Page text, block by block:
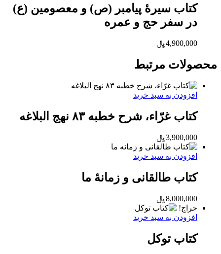
کتاب سیرۀ پیامبر (ص) و معصومین (ع)
در سفر حج و عمره
4,900,000﷼
محصولات مرتبط
افزودن به سبد خرید
کتاب غرّاء، شرح خطبه ۸۳ نهج البلاغه
3,900,000﷼
افزودن به سبد خرید
کتاب طالقانی و زمانۀ ما
8,000,000﷼
حراج!
افزودن به سبد خرید
کتاب توکل